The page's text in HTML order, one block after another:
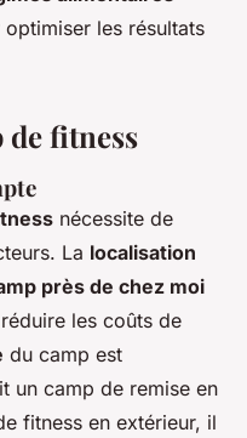
les résultats
fitness
nécessite de
La localisation
près de chez moi
les coûts de
du camp est
un camp de remise en
fitness en extérieur, il